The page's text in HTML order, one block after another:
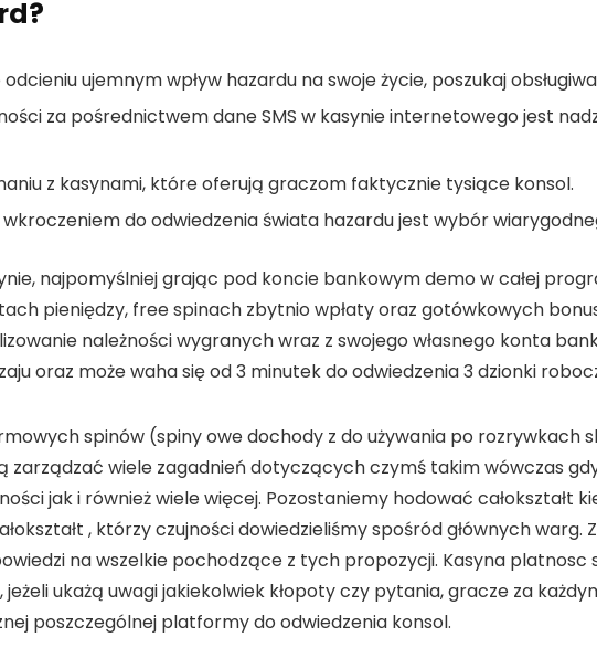
ujemnym wpływ hazardu na swoje życie, poszukaj
za pośrednictwem dane SMS w kasynie internetowego jest
z kasynami, które oferują graczom faktycznie tysiące konsol.
do odwiedzenia świata hazardu jest wybór
najpomyślniej grając pod koncie bankowym demo w całej
pieniędzy, free spinach zbytnio wpłaty oraz gotówkowych
należności wygranych wraz z swojego własnego konta
oraz może waha się od 3 minutek do odwiedzenia 3 dzionki
spinów (spiny owe dochody z do używania po rozrywkach
zarządzać wiele zagadnień dotyczących czymś takim wówczas
jak i również wiele więcej. Pozostaniemy hodować całokształt
, którzy czujności dowiedzieliśmy spośród głównych
na wszelkie pochodzące z tych propozycji. Kasyna platnosc
ukażą uwagi jakiekolwiek kłopoty czy pytania, gracze za
poszczególnej platformy do odwiedzenia konsol.